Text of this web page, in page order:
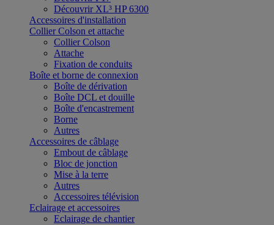
Découvrir XL³ HP 6300
Accessoires d'installation
Collier Colson et attache
Collier Colson
Attache
Fixation de conduits
Boîte et borne de connexion
Boîte de dérivation
Boîte DCL et douille
Boîte d'encastrement
Borne
Autres
Accessoires de câblage
Embout de câblage
Bloc de jonction
Mise à la terre
Autres
Accessoires télévision
Eclairage et accessoires
Eclairage de chantier